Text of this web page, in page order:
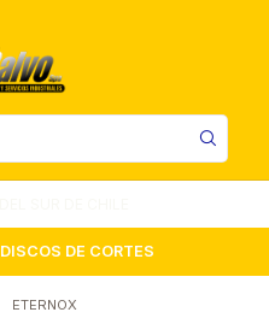
DISCOS DE CORTES
ETERNOX